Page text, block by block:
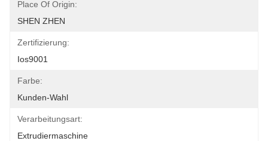
Place Of Origin:
SHEN ZHEN
Zertifizierung:
Ios9001
Farbe:
Kunden-Wahl
Verarbeitungsart:
Extrudiermaschine